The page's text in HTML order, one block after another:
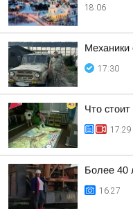
18:06
Механики
17:30
Что
17:29
Более 40
16:27